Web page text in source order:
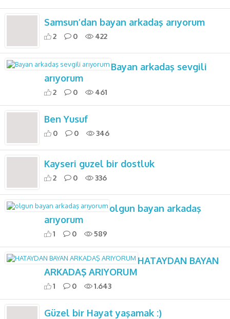
Samsun’dan bayan arkadaş arıyorum
2 0 422
Bayan arkadaş sevgili
arıyorum
2 0 461
Ben Yusuf
0 0 346
Kayseri guzel bir dostluk
2 0 336
olgun bayan arkadaş
arıyorum
1 0 589
HATAYDAN BAYAN
ARKADAŞ ARIYORUM
1 0 1.643
Güzel bir Hayat yaşamak :)